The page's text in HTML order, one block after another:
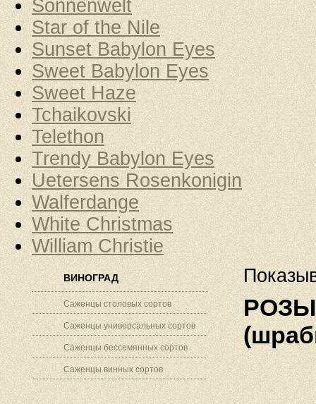
Sonnenwelt
Star of the Nile
Sunset Babylon Eyes
Sweet Babylon Eyes
Sweet Haze
Tchaikovski
Telethon
Trendy Babylon Eyes
Uetersens Rosenkonigin
Walferdange
White Christmas
William Christie
ВИНОГРАД
Саженцы столовых сортов
Саженцы универсальных сортов
Саженцы бессемянных сортов
Саженцы винных сортов
РОЗЫ